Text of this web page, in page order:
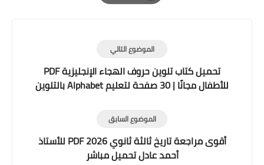
Print
الموضوع التالي
تحميل كتاب تلوين حروف الهجاء الإنجليزية PDF
للأطفال مجانًا | 30 صفحة لتعليم Alphabet بالتلوين
الموضوع السابق
أقوى مراجعة تاريخ ثالثة ثانوي 2026 PDF للأستاذ
أحمد عادل تحميل مباشر